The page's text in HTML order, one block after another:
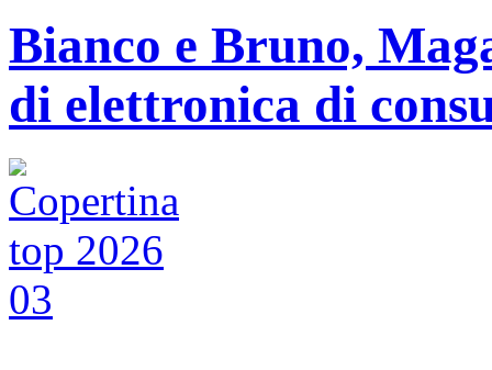
Bianco e Bruno,
di elettronica di